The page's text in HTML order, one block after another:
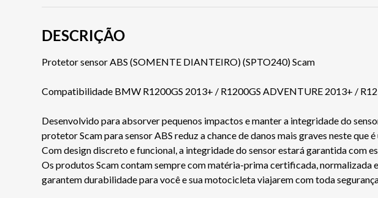
DESCRIÇÃO
Protetor sensor ABS (SOMENTE DIANTEIRO) (SPTO240) Scam
Compatibilidade BMW R1200GS 2013+ / R1200GS ADVENTURE 2013+ /
Desenvolvido para absorver pequenos impactos e manter a integridade do
protetor Scam para sensor ABS reduz a chance de danos mais graves neste
Com design discreto e funcional, a integridade do sensor estará garantida com
Os produtos Scam contam sempre com matéria-prima certificada, normalizada
garantem durabilidade para você e sua motocicleta viajarem com toda